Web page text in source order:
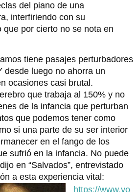
del piano de una
interfiriendo con su
por cierto no se nota en
tiene pasajes perturbadores
desde luego no ahorra un
ocasiones casi brutal.
que trabaja al 150% y no
de la infancia que perturban
que podemos tener como
si una parte de su ser interior
en el fango de los
sufrió en la infancia. No puede
en “Salvados”, entrevistado
a esta experiencia vital:
https://www.yo